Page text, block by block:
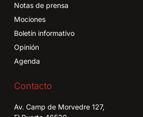
Notas de prensa
Mociones
Boletín informativo
Opinión
Agenda
Contacto
Av. Camp de Morvedre 127,